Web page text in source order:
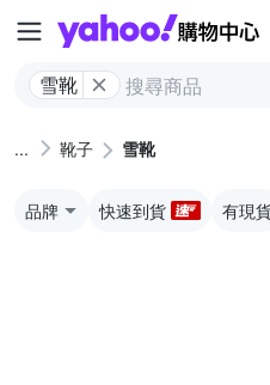
雪靴
靴子 雪靴
品牌 快速到貨 有現